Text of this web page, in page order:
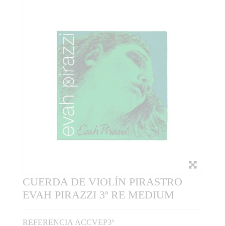
CUERDA DE VIOLÍN PIRASTRO
EVAH PIRAZZI 3ª RE MEDIUM
REFERENCIA ACCVEP3ª